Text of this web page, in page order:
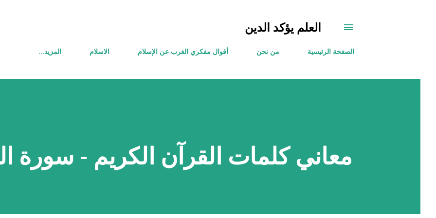
العلم يؤكد الدين
الصفحة الرئيسية من نحن أقوال مفكري الغرب عن الإسلام الاسلام ‏المزيد…
معاني كلمات القرآن الكريم - سورة